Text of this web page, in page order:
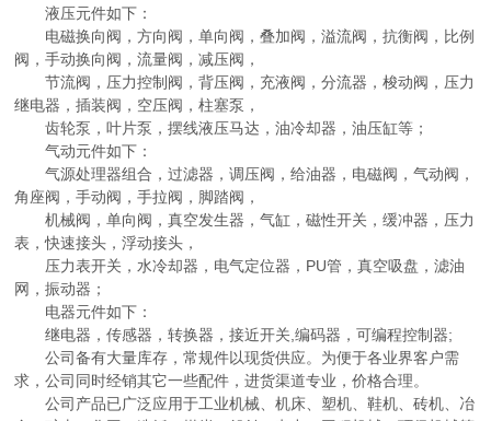
液压元件如下：
电磁换向阀，方向阀，单向阀，叠加阀，溢流阀，抗衡阀，比例
阀，手动换向阀，流量阀，减压阀，
节流阀，压力控制阀，背压阀，充液阀，分流器，梭动阀，压力
继电器，插装阀，空压阀，柱塞泵，
齿轮泵，叶片泵，摆线液压马达，油冷却器，油压缸等；
气动元件如下：
气源处理器组合，过滤器，调压阀，给油器，电磁阀，气动阀，
角座阀，手动阀，手拉阀，脚踏阀，
机械阀，单向阀，真空发生器，气缸，磁性开关，缓冲器，压力
表，快速接头，浮动接头，
压力表开关，水冷却器，电气定位器，PU管，真空吸盘，滤油
网，振动器；
电器元件如下：
继电器，传感器，转换器，接近开关,编码器，可编程控制器;
公司备有大量库存，常规件以现货供应。为便于各业界客户需
求，公司同时经销其它一些配件，进货渠道专业，价格合理。
公司产品已广泛应用于工业机械、机床、塑机、鞋机、砖机、冶